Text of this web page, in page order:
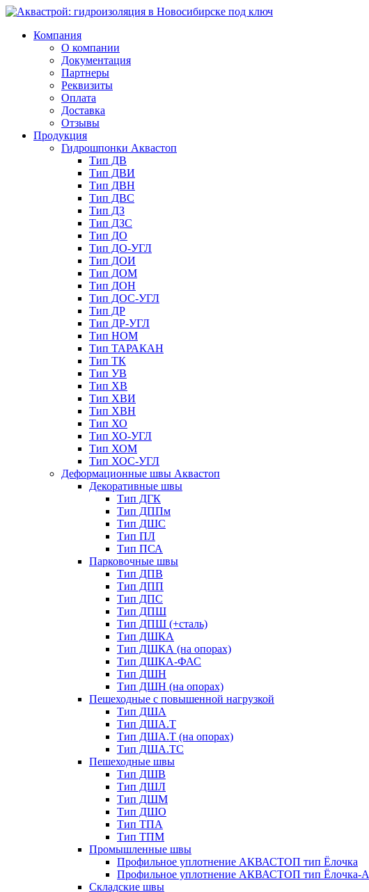
Компания
О компании
Документация
Партнеры
Реквизиты
Оплата
Доставка
Отзывы
Продукция
Гидрошпонки Аквастоп
Тип ДВ
Тип ДВИ
Тип ДВН
Тип ДВС
Тип ДЗ
Тип ДЗС
Тип ДО
Тип ДО-УГЛ
Тип ДОИ
Тип ДОМ
Тип ДОН
Тип ДОС-УГЛ
Тип ДР
Тип ДР-УГЛ
Тип НОМ
Тип ТАРАКАН
Тип ТК
Тип УВ
Тип ХВ
Тип ХВИ
Тип ХВН
Тип ХО
Тип ХО-УГЛ
Тип ХОМ
Тип ХОС-УГЛ
Деформационные швы Аквастоп
Декоративные швы
Тип ДГК
Тип ДППм
Тип ДШС
Тип ПЛ
Тип ПСА
Парковочные швы
Тип ДПВ
Тип ДПП
Тип ДПС
Тип ДПШ
Тип ДПШ (+сталь)
Тип ДШКА
Тип ДШКА (на опорах)
Тип ДШКА-ФАС
Тип ДШН
Тип ДШН (на опорах)
Пешеходные с повышенной нагрузкой
Тип ДША
Тип ДША.Т
Тип ДША.Т (на опорах)
Тип ДША.ТС
Пешеходные швы
Тип ДШВ
Тип ДШЛ
Тип ДШМ
Тип ДШО
Тип ТПА
Тип ТПМ
Промышленные швы
Профильное уплотнение АКВАСТОП тип Ёлочка
Профильное уплотнение АКВАСТОП тип Ёлочка-А
Складские швы